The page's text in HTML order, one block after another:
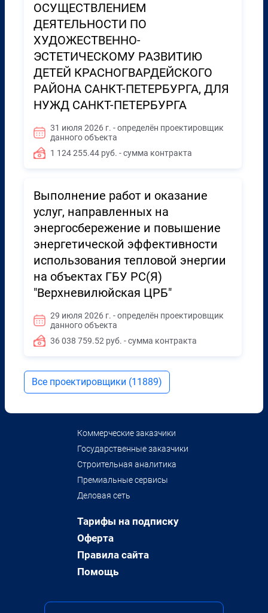
ОСУЩЕСТВЛЕНИЕМ
ДЕЯТЕЛЬНОСТИ ПО
ХУДОЖЕСТВЕННО-
ЭСТЕТИЧЕСКОМУ РАЗВИТИЮ
ДЕТЕЙ КРАСНОГВАРДЕЙСКОГО
РАЙОНА САНКТ-ПЕТЕРБУРГА, ДЛЯ
НУЖД САНКТ-ПЕТЕРБУРГА
31 июля 2026 г. - определён проектировщик
данного объекта
1 124 255.44 руб. - сумма контракта
Выполнение работ и оказание
услуг, направленных на
энергосбережение и повышение
энергетической эффективности
использования тепловой энергии
на объектах ГБУ РС(Я)
"Верхневилюйская ЦРБ"
29 июля 2026 г. - определён проектировщик
данного объекта
36 038 759.52 руб. - сумма контракта
Все проектировщики (11889)
Коммерческие заказчики
Государственные заказчики
Строительная аналитика
Премиальные сервисы
Деловая сеть
Тарифы на подписку
Оферта
Правила сайта
Помощь